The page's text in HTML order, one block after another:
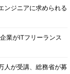
ンジニアに求められる
業がITフリーランス
が受講、総務省が募